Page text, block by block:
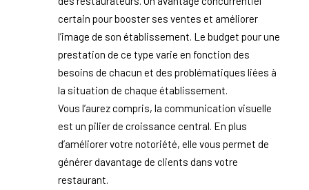
certain pour booster ses ventes et améliorer
l’image de son établissement. Le budget pour une
prestation de ce type varie en fonction des
besoins de chacun et des problématiques liées à
la situation de chaque établissement.
Vous l’aurez compris, la communication visuelle
est un pilier de croissance central. En plus
d’améliorer votre notoriété, elle vous permet de
générer davantage de clients dans votre
restaurant.